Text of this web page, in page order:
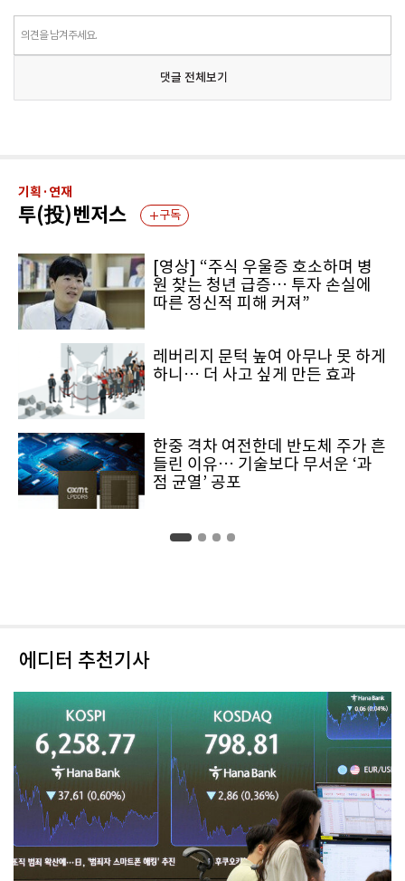
의견을 남겨주세요.
댓글 전체보기
기획·연재
투(投)벤저스 구독
[영상] “주식 우울증 호소하며 병
원 찾는 청년 급증… 투자 손실에
따른 정신적 피해 커져”
레버리지 문턱 높여 아무나 못 하게
하니… 더 사고 싶게 만든 효과
한중 격차 여전한데 반도체 주가 흔
들린 이유… 기술보다 무서운 ‘과
점 균열’ 공포
에디터 추천기사